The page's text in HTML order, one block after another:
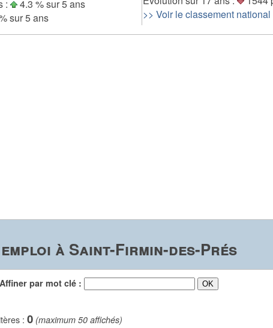
:
4.3 % sur 5 ans
sur 5 ans
>> Voir le classement national
à Saint-Firmin-des-Prés
par mot clé :
: 0 (maximum 50 affichés)